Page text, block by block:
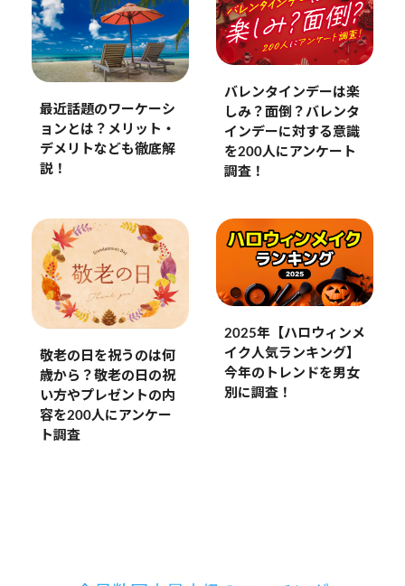
最近話題のワーケーシ
ョンとは？メリット・
デメリトなども徹底解
説！
バレンタインデーは楽
しみ？面倒？バレンタ
インデーに対する意識
を200人にアンケート
調査！
敬老の日を祝うのは何
歳から？敬老の日の祝
い方やプレゼントの内
容を200人にアンケー
ト調査
2025年【ハロウィンメ
イク人気ランキング】
今年のトレンドを男女
別に調査！